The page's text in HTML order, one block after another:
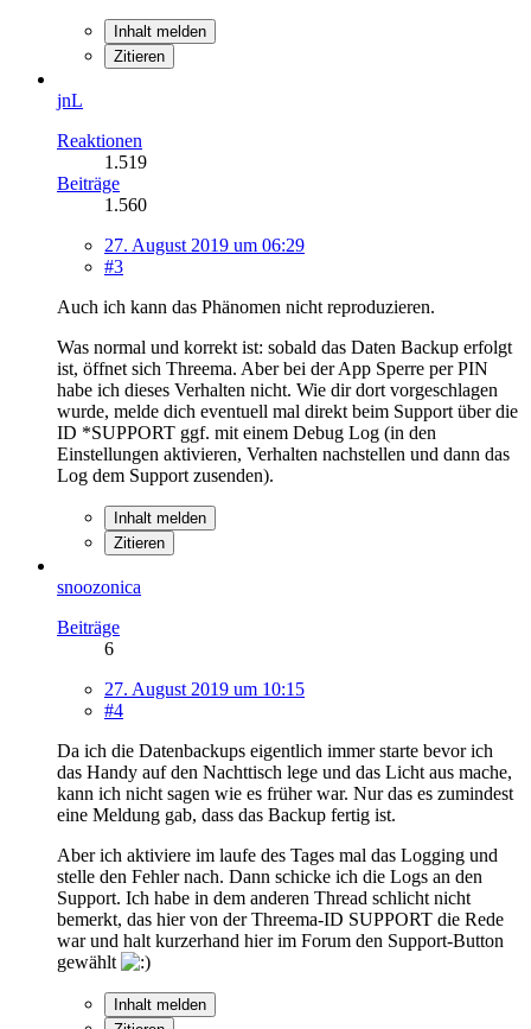
Inhalt melden
Zitieren
jnL
Reaktionen
1.519
Beiträge
1.560
27. August 2019 um 06:29
#3
Auch ich kann das Phänomen nicht reproduzieren.
Was normal und korrekt ist: sobald das Daten Backup erfolgt
ist, öffnet sich Threema. Aber bei der App Sperre per PIN
habe ich dieses Verhalten nicht. Wie dir dort vorgeschlagen
wurde, melde dich eventuell mal direkt beim Support über die
ID *SUPPORT ggf. mit einem Debug Log (in den
Einstellungen aktivieren, Verhalten nachstellen und dann das
Log dem Support zusenden).
Inhalt melden
Zitieren
snoozonica
Beiträge
6
27. August 2019 um 10:15
#4
Da ich die Datenbackups eigentlich immer starte bevor ich
das Handy auf den Nachttisch lege und das Licht aus mache,
kann ich nicht sagen wie es früher war. Nur das es zumindest
eine Meldung gab, dass das Backup fertig ist.
Aber ich aktiviere im laufe des Tages mal das Logging und
stelle den Fehler nach. Dann schicke ich die Logs an den
Support. Ich habe in dem anderen Thread schlicht nicht
bemerkt, das hier von der Threema-ID SUPPORT die Rede
war und halt kurzerhand hier im Forum den Support-Button
gewählt
Inhalt melden